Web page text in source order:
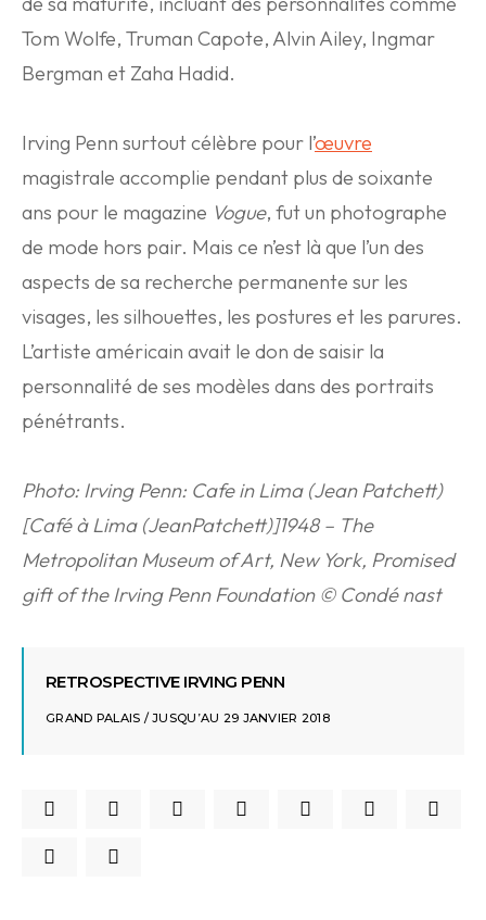
Tom Wolfe, Truman Capote, Alvin Ailey, Ingmar
Bergman et Zaha Hadid.
Irving Penn surtout célèbre pour l’œuvre
magistrale accomplie pendant plus de soixante
ans pour le magazine Vogue, fut un photographe
de mode hors pair. Mais ce n’est là que l’un des
aspects de sa recherche permanente sur les
visages, les silhouettes, les postures et les parures.
L’artiste américain avait le don de saisir la
personnalité de ses modèles dans des portraits
pénétrants.
Photo: Irving Penn: Cafe in Lima (Jean Patchett)
[Café à Lima (JeanPatchett)]1948 – The
Metropolitan Museum of Art, New York, Promised
gift of the Irving Penn Foundation © Condé nast
RETROSPECTIVE IRVING PENN
GRAND PALAIS / JUSQU’AU 29 JANVIER 2018